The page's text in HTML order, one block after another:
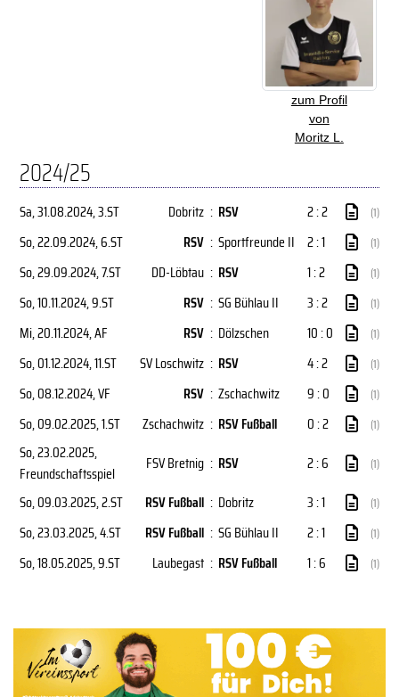
zum Profil
von
Moritz L.
2024/25
Sa, 31.08.2024, 3.ST Dobritz : RSV 2 : 2 (1)
So, 22.09.2024, 6.ST RSV : Sportfreunde II 2 : 1 (1)
So, 29.09.2024, 7.ST DD-Löbtau : RSV 1 : 2 (1)
So, 10.11.2024, 9.ST RSV : SG Bühlau II 3 : 2 (1)
Mi, 20.11.2024, AF RSV : Dölzschen 10 : 0 (1)
So, 01.12.2024, 11.ST SV Loschwitz : RSV 4 : 2 (1)
So, 08.12.2024, VF RSV : Zschachwitz 9 : 0 (1)
So, 09.02.2025, 1.ST Zschachwitz : RSV Fußball 0 : 2 (1)
So, 23.02.2025,
Freundschaftsspiel
FSV Bretnig : RSV 2 : 6 (1)
So, 09.03.2025, 2.ST RSV Fußball : Dobritz 3 : 1 (1)
So, 23.03.2025, 4.ST RSV Fußball : SG Bühlau II 2 : 1 (1)
So, 18.05.2025, 9.ST Laubegast : RSV Fußball 1 : 6 (1)